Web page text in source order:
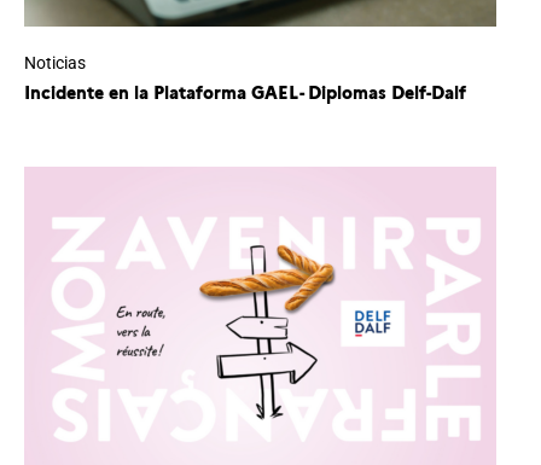
Noticias
Incidente en la Plataforma GAEL- Diplomas Delf-Dalf